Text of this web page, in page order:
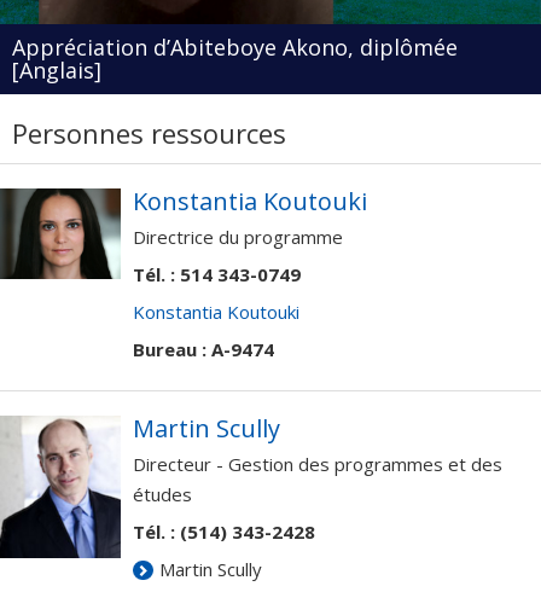
Appréciation d’Abiteboye Akono, diplômée
[Anglais]
Personnes ressources
Konstantia Koutouki
Directrice du programme
Tél. : 514 343-0749
Konstantia Koutouki
Bureau : A-9474
Martin Scully
Directeur - Gestion des programmes et des
études
Tél. : (514) 343-2428
Martin Scully